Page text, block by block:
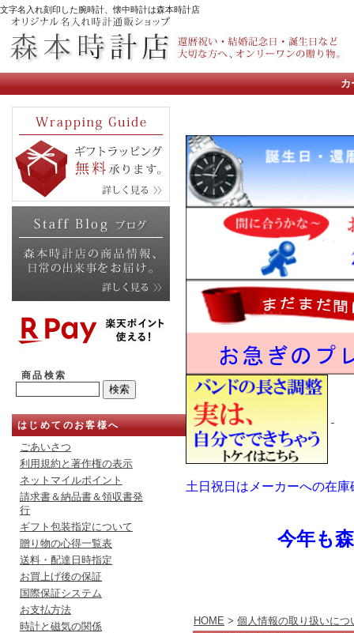
文字名入れ刻印した腕時計、懐中時計は森本時計店
カ
商品検索
はじめてのお客様へ
ごあいさつ
利用規約と著作権の表示
ネットマイルポイント
請求書＆納品書＆領収書発
行
ギフト包装指定について
贈り物の心得一覧表
送料・配達日時指定
お買上げ後の保証
国際保証システム
お支払方法
時計と磁気の関係
土日祝日はメーカーへの在
今年も
HOME > 個人情報の取り扱いにつ